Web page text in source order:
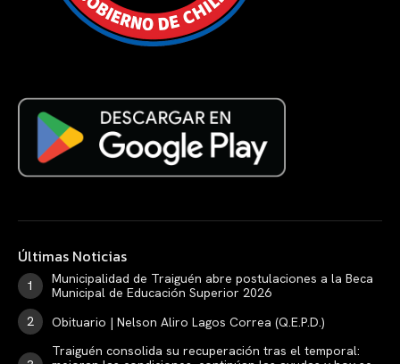
Últimas Noticias
Municipalidad de Traiguén abre postulaciones a la Beca
Municipal de Educación Superior 2026
Obituario | Nelson Aliro Lagos Correa (Q.E.P.D.)
Traiguén consolida su recuperación tras el temporal: